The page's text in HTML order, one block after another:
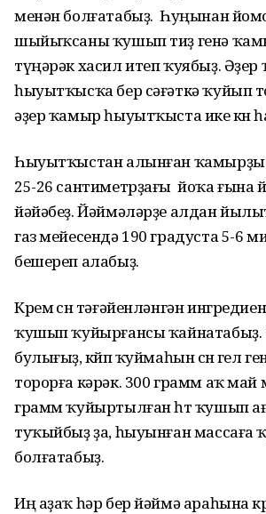
менән болғатабыҙ. Һуңынан
шыйыҡсаны ҡушып тиҙ генә
түңәрәк хасил итеп ҡуябыҙ.
һыуытҡысҡа бер сәғәткә ҡуйып
әҙер ҡамыр һыуытҡыста ике көн
Һыуытҡыстан алынған ҡамырҙы
25-26 сантиметрҙағы йоҡа ғына
йәйәбеҙ. Йәймәләрҙе алдан
газ мейесендә 190 градуста 5-6
бешереп алабыҙ.
Крем өсөн тәғәйенләнгән
ҡушып ҡуйырғансы ҡайнатабыҙ.
булығыҙ, көйөп ҡуймаһын өсөн гел
торорға кәрәк. 300 грамм аҡ май
грамм ҡуйыртылған һөт ҡушып
туҡыйбыҙ ҙа, һыуынған массаға
болғатабыҙ.
Иң аҙаҡ һәр бер йәймә араһына